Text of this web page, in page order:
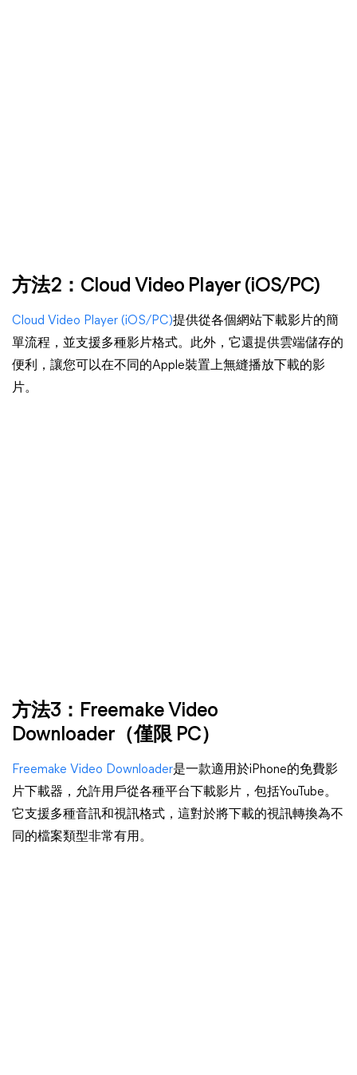
方法2： Cloud Video Player (iOS/PC)
Cloud Video Player (iOS/PC)提供從各個網站下載影片的簡
單流程，並支援多種影片格式。此外，它還提供雲端儲存的
便利，讓您可以在不同的Apple裝置上無縫播放下載的影
片。
方法3： Freemake Video
Downloader （僅限 PC）
Freemake Video Downloader是一款適用於iPhone的免費影
片下載器，允許用戶從各種平台下載影片，包括YouTube。
它支援多種音訊和視訊格式，這對於將下載的視訊轉換為不
同的檔案類型非常有用。